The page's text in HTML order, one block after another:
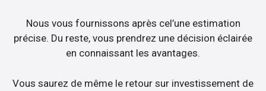
Nous vous fournissons après cel’une estimation
précise. Du reste, vous prendrez une décision éclairée
en connaissant les avantages.
Vous saurez de même le retour sur investissement de